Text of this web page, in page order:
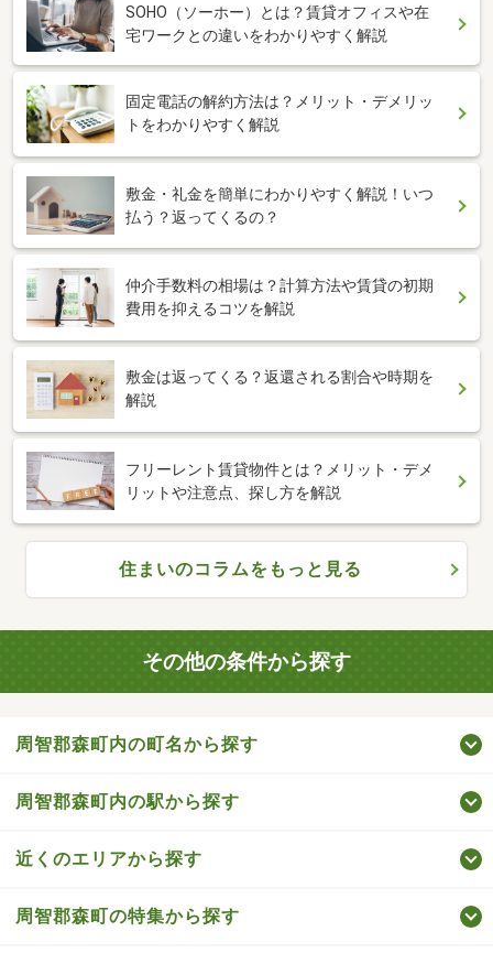
SOHO（ソーホー）とは？賃貸オフィスや在
宅ワークとの違いをわかりやすく解説
固定電話の解約方法は？メリット・デメリッ
トをわかりやすく解説
敷金・礼金を簡単にわかりやすく解説！いつ
払う？返ってくるの？
仲介手数料の相場は？計算方法や賃貸の初期
費用を抑えるコツを解説
敷金は返ってくる？返還される割合や時期を
解説
フリーレント賃貸物件とは？メリット・デメ
リットや注意点、探し方を解説
住まいのコラムをもっと見る
その他の条件から探す
周智郡森町内の町名から探す
周智郡森町内の駅から探す
近くのエリアから探す
周智郡森町の特集から探す